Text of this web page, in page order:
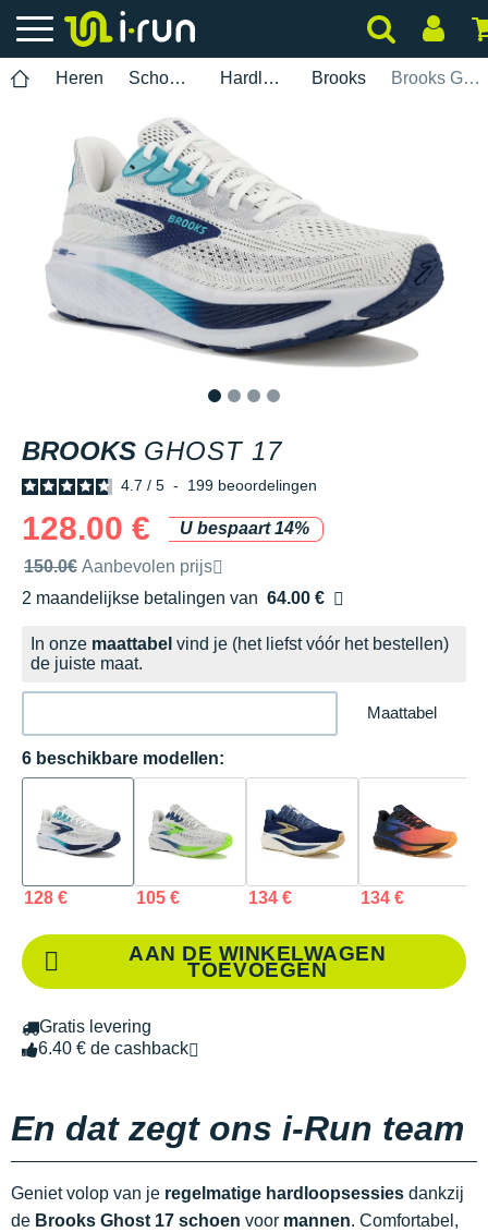
Heren Schoenen Hardlopen Brooks Brooks Ghost 17
BROOKS GHOST 17
4.7 / 5 - 199 beoordelingen
128.00 €
U bespaart 14%
Door het merk aanbevolen verkoopprijs
150.0€ Aanbevolen prijs
2 maandelijkse betalingen van 64.00 €
zonder kosten
In onze maattabel vind je (het liefst vóór het bestellen)
de juiste maat.
Maattabel
6 beschikbare modellen:
128 € 105 € 134 € 134 €
AAN DE WINKELWAGEN
TOEVOEGEN
Gratis levering
6.40 € de cashback
En dat zegt ons i-Run team
Geniet volop van je regelmatige hardloopsessies dankzij
de Brooks Ghost 17 schoen voor mannen. Comfortabel,